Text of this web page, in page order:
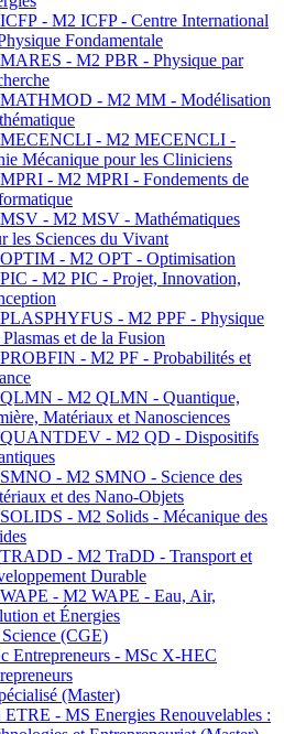
- M2 ICFP - Centre International
Fondamentale
- M2 PBR - Physique par
- M2 MM - Modélisation
- M2 MECENCLI -
Mécanique pour les Cliniciens
- M2 MPRI - Fondements de
- M2 MSV - Mathématiques
les Sciences du Vivant
- M2 OPT - Optimisation
- M2 PIC - Projet, Innovation,
- M2 PPF - Physique
Plasmas et de la Fusion
- M2 PF - Probabilités et
- M2 QLMN - Quantique,
Matériaux et Nanosciences
- M2 QD - Dispositifs
- M2 SMNO - Science des
et des Nano-Objets
- M2 Solids - Mécanique des
- M2 TraDD - Transport et
Durable
- M2 WAPE - Eau, Air,
et Énergies
(CGE)
Entrepreneurs - MSc X-HEC
(Master)
ETRE - MS Energies Renouvelables :